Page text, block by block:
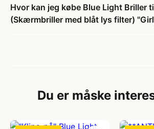
Hvor kan jeg købe Blue Light Briller
(Skærmbriller med blåt lys filter)
Du er måske